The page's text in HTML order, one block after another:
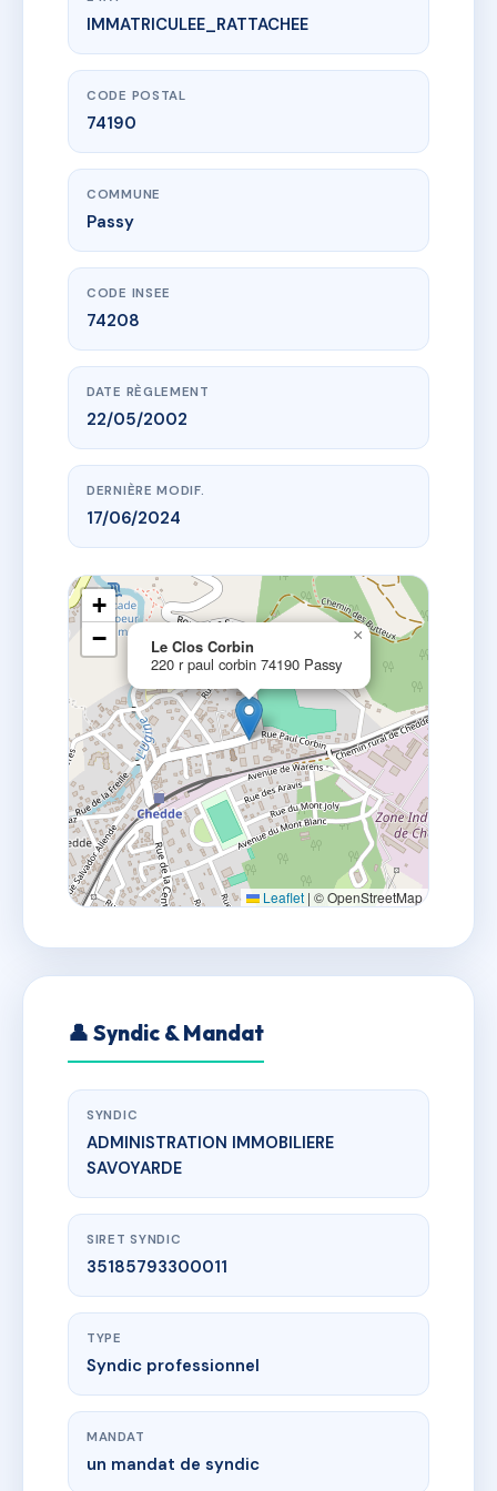
www.vme.plus/AA2033728
Le Clos Corbin
220 r paul corbin
IMMATRICULEE_RATTACHEE
CODE POSTAL
74190
COMMUNE
Passy
CODE INSEE
74208
DATE RÈGLEMENT
22/05/2002
DERNIÈRE MODIF.
17/06/2024
Le Clos Corbin
220 r paul corbin 74190 Passy
×
+
−
Leaflet | © OpenStreetMap
👤 Syndic & Mandat
SYNDIC
ADMINISTRATION IMMOBILIERE
SAVOYARDE
SIRET SYNDIC
35185793300011
TYPE
Syndic professionnel
MANDAT
un mandat de syndic